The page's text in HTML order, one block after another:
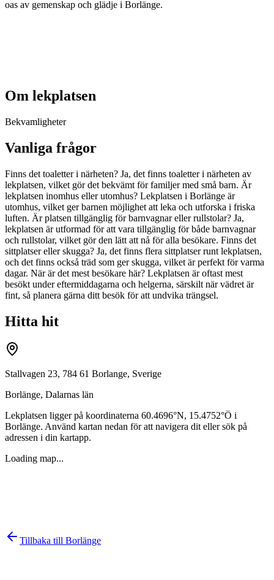
oas av gemenskap och glädje i Borlänge.
Om lekplatsen
Bekvamligheter
Vanliga frågor
Finns det toaletter i närheten? Ja, det finns toaletter i närheten av
lekplatsen, vilket gör det bekvämt för familjer med små barn. Är
lekplatsen inomhus eller utomhus? Lekplatsen i Borlänge är
utomhus, vilket ger barnen möjlighet att leka och utforska i friska
luften. Är platsen tillgänglig för barnvagnar eller rullstolar? Ja,
lekplatsen är utformad för att vara tillgänglig för både barnvagnar
och rullstolar, vilket gör den lätt att nå för alla besökare. Finns det
sittplatser eller skugga? Ja, det finns flera sittplatser runt lekplatsen,
och det finns också träd som ger skugga, vilket är perfekt för varma
dagar. När är det mest besökare här? Lekplatsen är oftast mest
besökt under eftermiddagarna och helgerna, särskilt när vädret är
fint, så planera gärna ditt besök för att undvika trängsel.
Hitta hit
Stallvagen 23, 784 61 Borlange, Sverige
Borlänge, Dalarnas län
Lekplatsen ligger på koordinaterna 60.4696°N, 15.4752°Ö i
Borlänge. Använd kartan nedan för att navigera dit eller sök på
adressen i din kartapp.
Loading map...
Tillbaka till Borlänge